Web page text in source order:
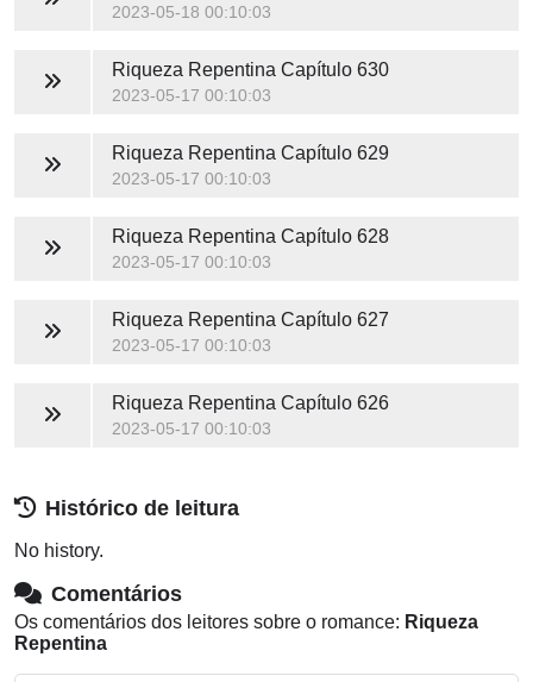
2023-05-18 00:10:03
Riqueza Repentina Capítulo 630
2023-05-17 00:10:03
Riqueza Repentina Capítulo 629
2023-05-17 00:10:03
Riqueza Repentina Capítulo 628
2023-05-17 00:10:03
Riqueza Repentina Capítulo 627
2023-05-17 00:10:03
Riqueza Repentina Capítulo 626
2023-05-17 00:10:03
Histórico de leitura
No history.
Comentários
Os comentários dos leitores sobre o romance: Riqueza
Repentina